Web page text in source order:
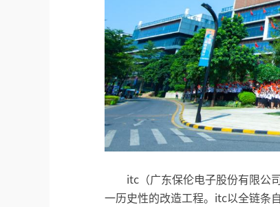
itc（广东保伦电子股份有限公
一历史性的改造工程。itc以全链条